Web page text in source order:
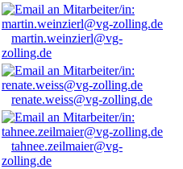
martin.weinzierl@vg-
zolling.de
renate.weiss@vg-zolling.de
tahnee.zeilmaier@vg-
zolling.de